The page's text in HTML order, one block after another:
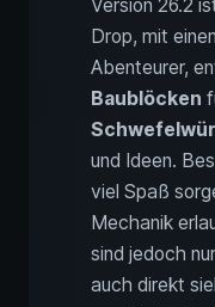
Version 26.2
Drop, mit
Abenteurer,
Baublöcken
und Ideen.
viel Spaß
Mechanik
sind jedoch
auch direkt